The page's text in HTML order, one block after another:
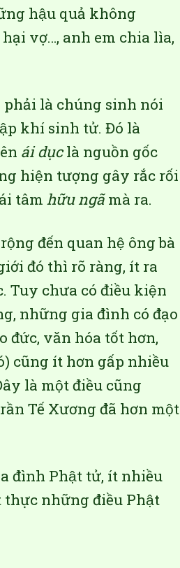
hậu quả không
vợ…, anh em chia lìa,
là chúng sinh nói
khí sinh tử. Đó là
ái dụclà nguồn gốc
hiện tượng gây rắc rối
tâm hữu ngãmà ra.
đến quan hệ ông bà
đó thì rõ ràng, ít ra
Tuy chưa có điều kiện
những gia đình có đạo
đức, văn hóa tốt hơn,
cũng ít hơn gấp nhiều
là một điều cũng
Tế Xương đã hơn một
đình Phật tử, ít nhiều
những điều Phật